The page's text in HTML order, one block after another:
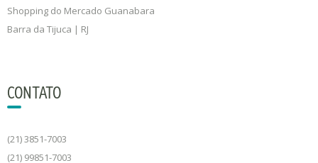
Shopping do Mercado Guanabara
Barra da Tijuca | RJ
CONTATO
(21) 3851-7003
(21) 99851-7003